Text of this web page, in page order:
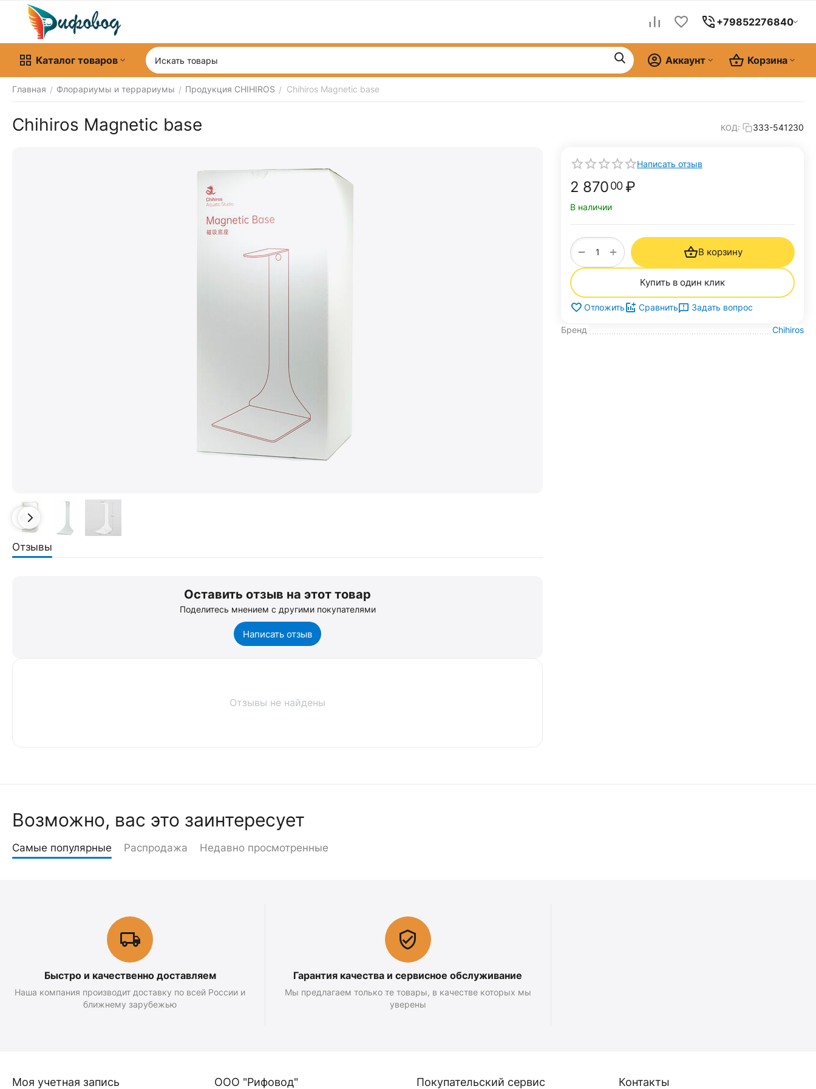
+79852276840
Каталог товаров Корзина
Аккаунт
Главная / Флорариумы и террариумы / Продукция CHIHIROS / Chihiros Magnetic base
Chihiros Magnetic base КОД: 333-541230
Написать отзыв
2 87000 ₽
В наличии
+
− В корзину
Купить в один клик
Отложить Сравнить Задать вопрос
Бренд Chihiros
Отзывы
Оставить отзыв на этот товар
Поделитесь мнением с другими покупателями
Написать отзыв
Отзывы не найдены
Возможно, вас это заинтересует
Самые популярные Распродажа Недавно просмотренные
Быстро и качественно доставляем
Наша компания производит доставку по всей России и
ближнему зарубежью
Гарантия качества и сервисное обслуживание
Мы предлагаем только те товары, в качестве которых мы
уверены
Моя учетная запись ООО "Рифовод" Покупательский сервис Контакты